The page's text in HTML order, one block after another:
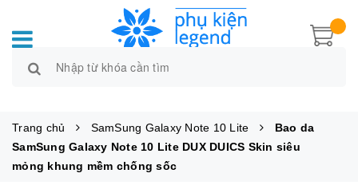
Trang chủ SamSung Galaxy Note 10 Lite
Bao da
SamSung Galaxy Note 10 Lite DUX DUICS Skin siêu
mỏng khung mềm chống sốc